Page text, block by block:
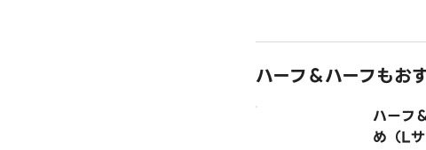
ハーフ＆ハーフもお
ハーフ
め（Lサ